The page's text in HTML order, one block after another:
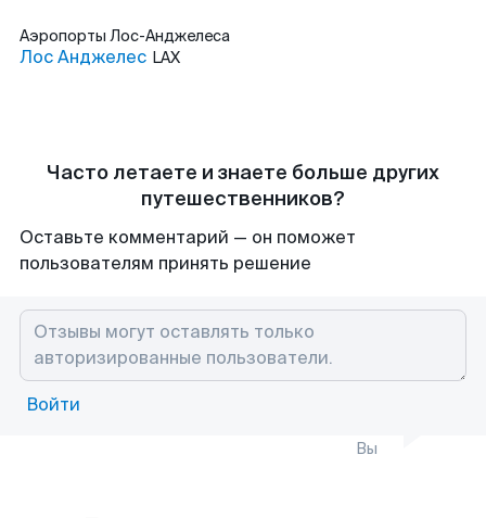
Аэропорты Лос-Анджелеса
Лос Анджелес LAX
Часто летаете и знаете больше других
путешественников?
Оставьте комментарий — он поможет
пользователям принять решение
Войти
Вы